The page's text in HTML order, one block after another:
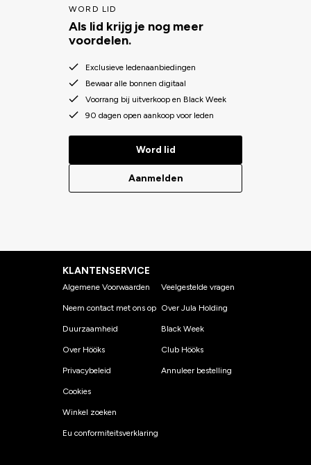
WORD LID
Als lid krijg je nog meer
voordelen.
Exclusieve ledenaanbiedingen
Bewaar alle bonnen digitaal
Voorrang bij uitverkoop en Black Week
90 dagen open aankoop voor leden
Word lid
Aanmelden
KLANTENSERVICE
Algemene Voorwaarden
Neem contact met ons op
Duurzaamheid
Over Hööks
Privacybeleid
Cookies
Winkel zoeken
Eu conformiteitsverklaring
Veelgestelde vragen
Over Jula Holding
Black Week
Club Hööks
Annuleer bestelling